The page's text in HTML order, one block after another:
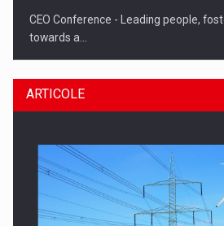
CEO Conference - Leading people,
towards a…
ARTICOLE